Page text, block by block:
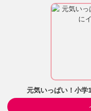
元気いっぱい！小